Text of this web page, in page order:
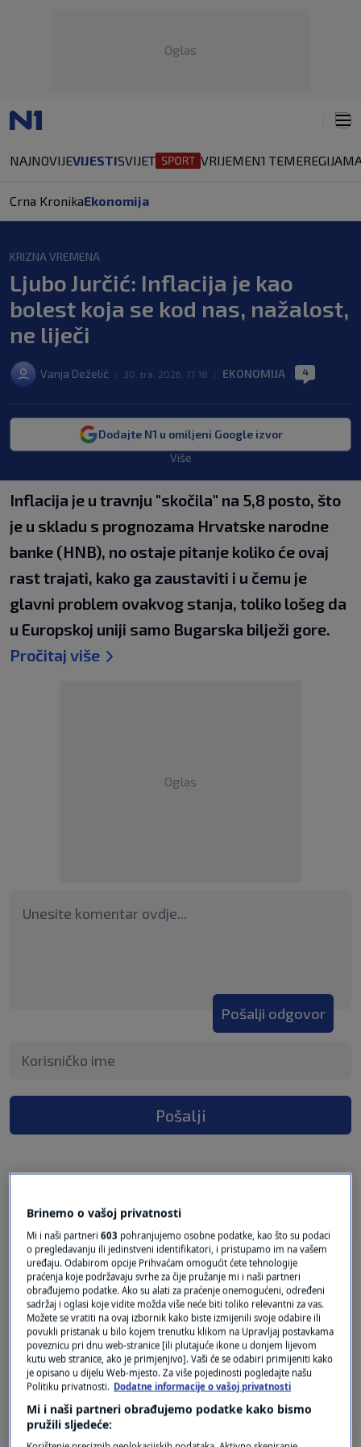
Oglas
NAJNOVIJEVIJESTISVIJET VRIJEMEN1 TEMEREGIJA
Crna KronikaEkonomija
KRIZNA VREMENA
Ljubo Jurčić: Inflacija je kao
bolest koja se kod nas, nažalost,
ne liječi
Vanja Deželić 30. tra. 2026. 17:18 EKONOMIJA 4
Dodajte N1 u omiljeni Google izvor
Više
Inflacija je u travnju "skočila" na 5,8 posto, što
je u skladu s prognozama Hrvatske narodne
banke (HNB), no ostaje pitanje koliko će ovaj
rast trajati, kako ga zaustaviti i u čemu je
glavni problem ovakvog stanja, toliko lošeg da
u Europskoj uniji samo Bugarska bilježi gore.
Pročitaj više
Oglas
Pošalji odgovor
Pošalji
3 KOMENTARA
prije 4 mjeseci
Zvone
Zašto se on, koji je privatizacijom lapio sve što
se dalo za malo novca, trese na inflaciju? Pada
dobit? Padaju priljevi na račune? To je ujedno i
najteža inflacija koju on proživljava.
Odgovor
Brinemo o vašoj privatnosti
Mi i naši partneri603 pohranjujemo osobne podatke, kao što su podaci
o pregledavanju ili jedinstveni identifikatori, i pristupamo im na vašem
uređaju. Odabirom opcije Prihvaćam omogućit ćete tehnologije
praćenja koje podržavaju svrhe za čije pružanje mi i naši partneri
obrađujemo podatke. Ako su alati za praćenje onemogućeni, određeni
sadržaj i oglasi koje vidite možda više neće biti toliko relevantni za vas.
Možete se vratiti na ovaj izbornik kako biste izmijenili svoje odabire ili
povukli pristanak u bilo kojem trenutku klikom na Upravljaj postavkama
poveznicu pri dnu web-stranice [ili plutajuće ikone u donjem lijevom
kutu web stranice, ako je primjenjivo]. Vaši će se odabiri primijeniti kako
je opisano u dijelu Web-mjesto. Za više pojedinosti pogledajte našu
Politiku privatnosti. Dodatne informacije o vašoj privatnosti
Mi i naši partneri obrađujemo podatke kako bismo
pružili sljedeće: